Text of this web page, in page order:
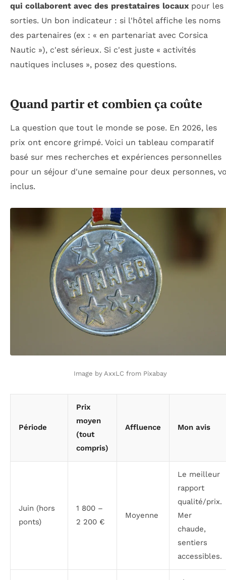
qui collaborent avec des prestataires locaux pour les
sorties. Un bon indicateur : si l'hôtel affiche les noms
des partenaires (ex : « en partenariat avec Corsica
Nautic »), c'est sérieux. Si c'est juste « activités
nautiques incluses », posez des questions.
Quand partir et combien ça coûte
La question que tout le monde se pose. En 2026, les
prix ont encore grimpé. Voici un tableau comparatif
basé sur mes recherches et expériences personnelles
pour un séjour d'une semaine pour deux personnes,
inclus.
Image by AxxLC from Pixabay
Période
Prix
moyen
(tout
compris)
Affluence Mon avis
Juin (hors
ponts)
1 800 –
2 200 €
Moyenne
Le meilleur
rapport
qualité/prix.
Mer
chaude,
sentiers
accessibles.